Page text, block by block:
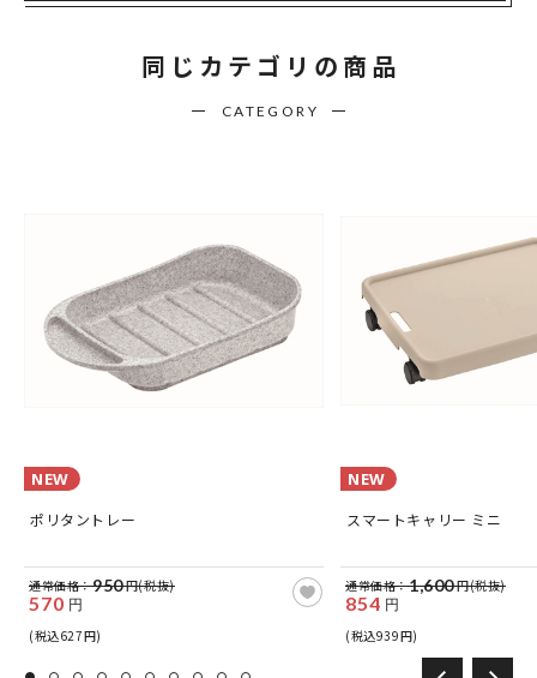
同じカテゴリの商品
CATEGORY
NEW
ポリタントレー
通常価格：950円(税抜)
570 円
(税込627円)
NEW
スマートキャリー ミニ
通常価格：1,600円(税抜)
854 円
(税込939円)